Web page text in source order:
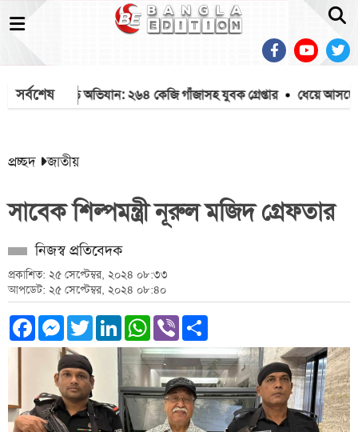
সর্বশেষ
র‍্যাবের বড় অভিযান: ২৬৪ কেজি গাঁজাসহ যুবক গ্রেপ্তার ধেয়ে আসছে
প্রচ্ছদ জাতীয়
সাবেক শিল্পমন্ত্রী নূরুল মজিদ গ্রেফতার
নিজস্ব প্রতিবেদক
প্রকাশিত: ২৫ সেপ্টেম্বর, ২০২৪ ০৮:৩৩
আপডেট: ২৫ সেপ্টেম্বর, ২০২৪ ০৮:৪০
Facebook
Messenger
TwitterLinkedInWhatsApp
Viber